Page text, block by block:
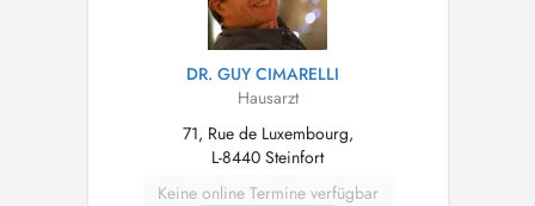
DR. GUY CIMARELLI
Hausarzt
71, Rue de Luxembourg,
L-8440 Steinfort
Keine online Termine verfügbar